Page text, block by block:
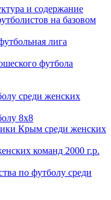
и содержание
на базовом
лига
футбола
среди женских
8х8
Крым среди женских
команд 2000 г.р.
по футболу среди